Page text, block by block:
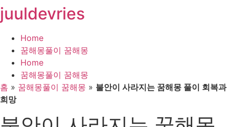
콘
텐
뛰
기
juuldevries
Home
꿈해몽풀이 꿈해몽
Home
꿈해몽풀이 꿈해몽
홈 » 꿈해몽풀이 꿈해몽 » 불안이 사라지는 꿈해몽 풀이 회복과
희망